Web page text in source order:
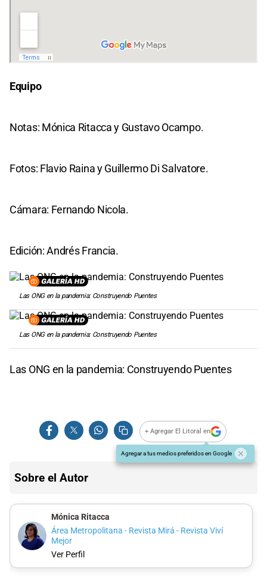
Equipo
Notas: Mónica Ritacca y Gustavo Ocampo.
Fotos: Flavio Raina y Guillermo Di Salvatore.
Cámara: Fernando Nicola.
Edición: Andrés Francia.
Las ONG en la pandemia: Construyendo Puentes
Las ONG en la pandemia: Construyendo Puentes
Las ONG en la pandemia: Construyendo Puentes
+ Agregar El Litoral en
Agregar a tus medios preferidos en Google
Sobre el Autor
Mónica Ritacca
Área Metropolitana - Revista Mirá - Revista Viví
Mejor
Ver Perfil